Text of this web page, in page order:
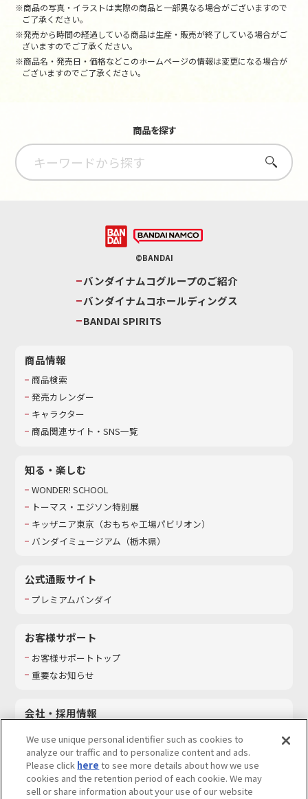
※商品の写真・イラストは実際の商品と一部異なる場合がございますので
ご了承ください。
※発売から時間の経過している商品は生産・販売が終了している場合がご
ざいますのでご了承ください。
※商品名・発売日・価格などこのホームページの情報は変更になる場合が
ございますのでご了承ください。
商品を探す
さがす
©BANDAI
バンダイナムコグループのご紹介
バンダイナムコホールディングス
BANDAI SPIRITS
商品情報
商品検索
発売カレンダー
キャラクター
商品関連サイト・SNS一覧
知る・楽しむ
WONDER! SCHOOL
トーマス・エジソン特別展
キッザニア東京（おもちゃ工場パビリオン）​
バンダイミュージアム（栃木県）
公式通販サイト
プレミアムバンダイ
お客様サポート
お客様サポートトップ
重要なお知らせ
会社・採用情報
採用情報
サステナビリティ
お問い合わせ
We use unique personal identifier such as cookies to
analyze our traffic and to personalize content and ads.
Please click here to see more details about how we use
cookies and the retention period of each cookie. We may
sell or share information about your use of our website